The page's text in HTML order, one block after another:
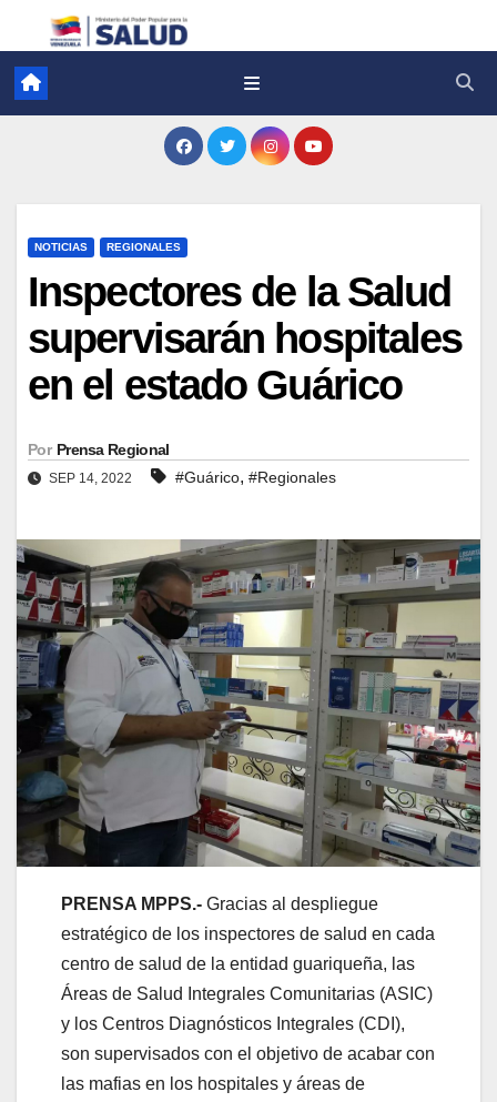
NOTICIAS REGIONALES
Inspectores de la Salud
supervisarán hospitales
en el estado Guárico
Por Prensa Regional
SEP 14, 2022 #Guárico, #Regionales
PRENSA MPPS.- Gracias al despliegue
estratégico de los inspectores de salud en cada
centro de salud de la entidad guariqueña, las
Áreas de Salud Integrales Comunitarias (ASIC)
y los Centros Diagnósticos Integrales (CDI),
son supervisados con el objetivo de acabar con
las mafias en los hospitales y áreas de